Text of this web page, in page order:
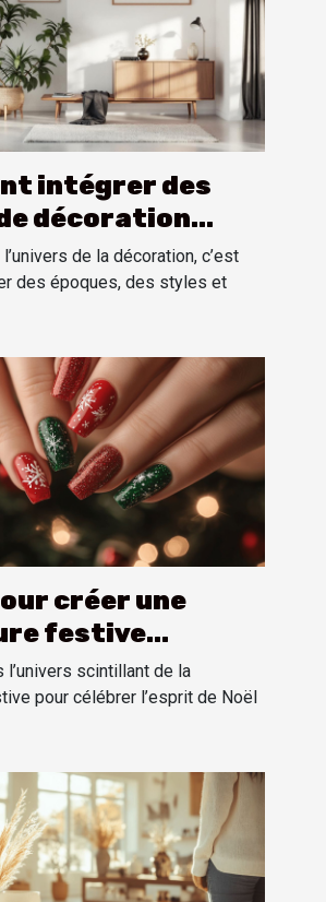
intégrer des
décoration
américains dans
moderne ?
de la décoration, c’est
des époques, des styles et
créer une
festive
par l'esprit de
l’univers scintillant de la
pour célébrer l’esprit de Noël